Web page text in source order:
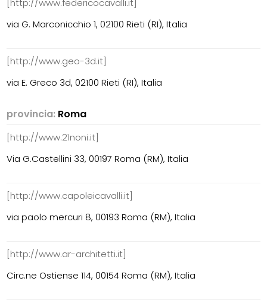
[http://www.federicocavalli.it]
via G. Marconicchio 1, 02100 Rieti (RI), Italia
[http://www.geo-3d.it]
via E. Greco 3d, 02100 Rieti (RI), Italia
provincia: Roma
[http://www.21noni.it]
Via G.Castellini 33, 00197 Roma (RM), Italia
[http://www.capoleicavalli.it]
via paolo mercuri 8, 00193 Roma (RM), Italia
[http://www.ar-architetti.it]
Circ.ne Ostiense 114, 00154 Roma (RM), Italia